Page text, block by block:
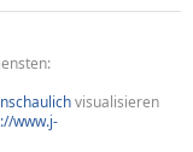
visualisieren
www.j-